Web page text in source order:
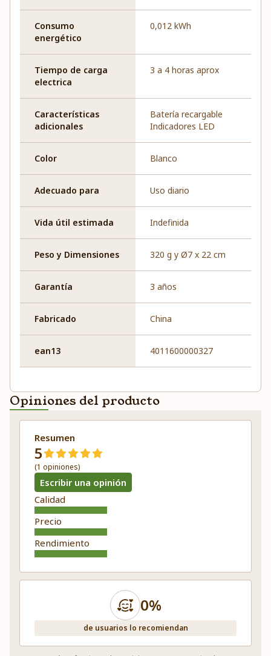
Consumo
energético
0,012 kWh
Tiempo de carga
electrica
3 a 4 horas aprox
Características
adicionales
Batería recargable
Indicadores LED
Color Blanco
Adecuado para Uso diario
Vida útil estimada Indefinida
Peso y Dimensiones 320 g y Ø7 x 22 cm
Garantía 3 años
Fabricado China
ean13 4011600000327
Opiniones del producto
Resumen
5
(1 opiniones)
Escribir una opinión
Calidad
Precio
Rendimiento
0%
de usuarios lo recomiendan